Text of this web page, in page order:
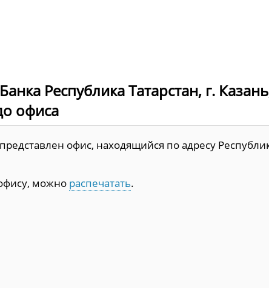
Республика Татарстан, г.
офиса
офис, находящийся по адресу
можно распечатать.